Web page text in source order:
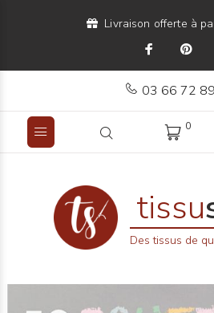
Livraison offerte à
03 66 72
0
tissu
Des tissus de